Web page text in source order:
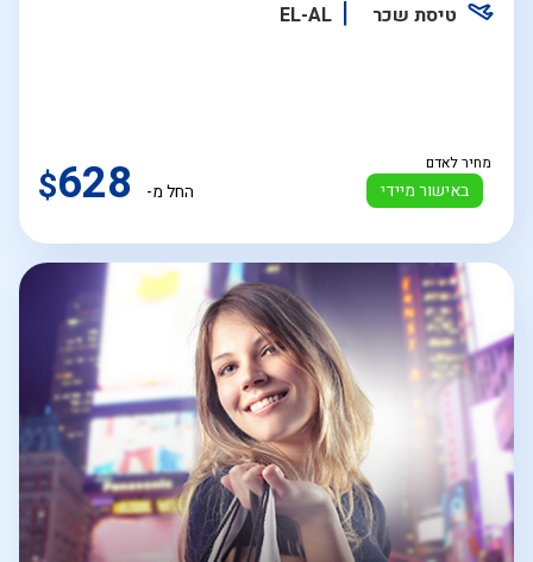
טיסת שכר
EL-AL
באישור מיידי
מחיר לאדם
החל מ- $628